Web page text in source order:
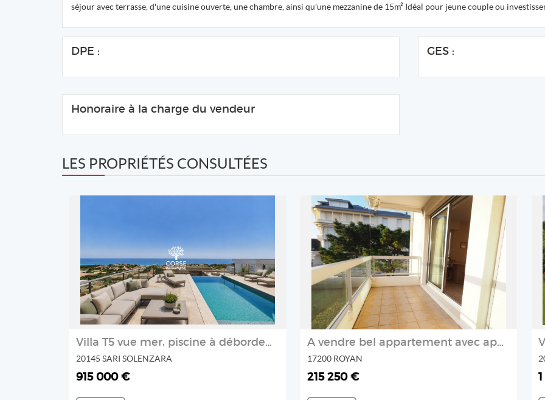
séjour avec terrasse, d'une cuisine ouverte, une chambre, ainsi qu'une mezzanine de 15m² Idéal pour jeune couple ou
DPE : GES :
Honoraire à la charge du vendeur
LES PROPRIÉTÉS CONSULTÉES
Villa T5 vue mer, piscine à débordement
20145 SARI SOLENZARA
915 000 €
REF: 218002
IMMOCEAN
2
A vendre bel appartement avec aperçu mer
17200 ROYAN
215 250 €